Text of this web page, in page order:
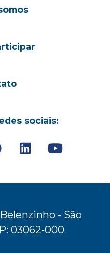
sociais:
- São
03062-000